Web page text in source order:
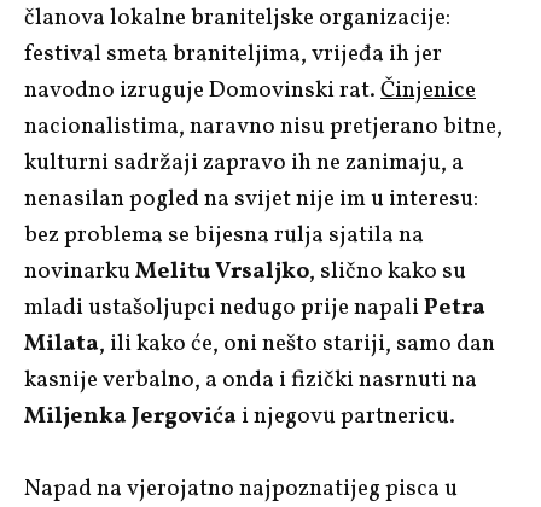
članova lokalne braniteljske organizacije:
festival smeta braniteljima, vrijeđa ih jer
navodno izruguje Domovinski rat.Činjenice
nacionalistima, naravno nisu pretjerano bitne,
kulturni sadržaji zapravo ih ne zanimaju, a
nenasilan pogled na svijet nije im u interesu:
bez problema se bijesna rulja sjatila na
novinarkuMelitu Vrsaljko, slično kako su
mladi ustašoljupci nedugo prije napaliPetra
Milata, ili kako će, oni nešto stariji, samo dan
kasnije verbalno, a onda i fizički nasrnuti na
Miljenka Jergovićai njegovu partnericu.
Napad na vjerojatno najpoznatijeg pisca u